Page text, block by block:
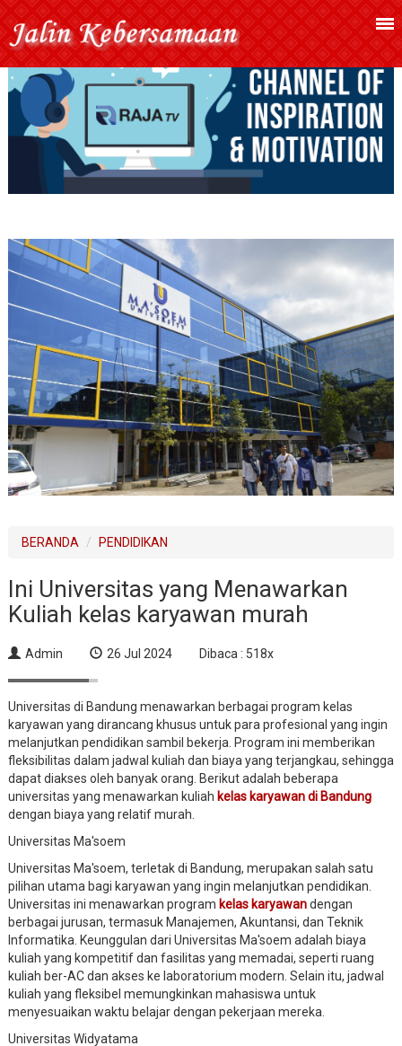
BERANDA PENDIDIKAN
Ini Universitas yang Menawarkan
Kuliah kelas karyawan murah
Admin 26 Jul 2024 Dibaca : 518x
Universitas di Bandung menawarkan berbagai program kelas
karyawan yang dirancang khusus untuk para profesional yang ingin
melanjutkan pendidikan sambil bekerja. Program ini memberikan
fleksibilitas dalam jadwal kuliah dan biaya yang terjangkau, sehingga
dapat diakses oleh banyak orang. Berikut adalah beberapa
universitas yang menawarkan kuliah kelas karyawan di Bandung
dengan biaya yang relatif murah.
Universitas Ma'soem
Universitas Ma'soem, terletak di Bandung, merupakan salah satu
pilihan utama bagi karyawan yang ingin melanjutkan pendidikan.
Universitas ini menawarkan program kelas karyawandengan
berbagai jurusan, termasuk Manajemen, Akuntansi, dan Teknik
Informatika. Keunggulan dari Universitas Ma'soem adalah biaya
kuliah yang kompetitif dan fasilitas yang memadai, seperti ruang
kuliah ber-AC dan akses ke laboratorium modern. Selain itu, jadwal
kuliah yang fleksibel memungkinkan mahasiswa untuk
menyesuaikan waktu belajar dengan pekerjaan mereka.
Universitas Widyatama